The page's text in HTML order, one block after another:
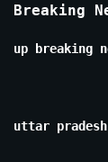
Breaking
up breaking
uttar